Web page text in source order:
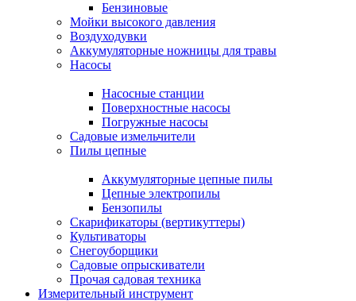
Бензиновые
Мойки высокого давления
Воздуходувки
Аккумуляторные ножницы для травы
Насосы
Насосные станции
Поверхностные насосы
Погружные насосы
Садовые измельчители
Пилы цепные
Аккумуляторные цепные пилы
Цепные электропилы
Бензопилы
Скарификаторы (вертикуттеры)
Культиваторы
Снегоуборщики
Садовые опрыскиватели
Прочая садовая техника
Измерительный инструмент